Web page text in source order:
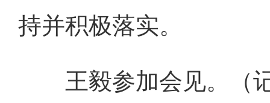
持并积极落实。
王毅参加会见。（